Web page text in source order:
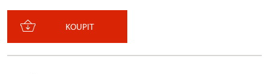
KOUPIT